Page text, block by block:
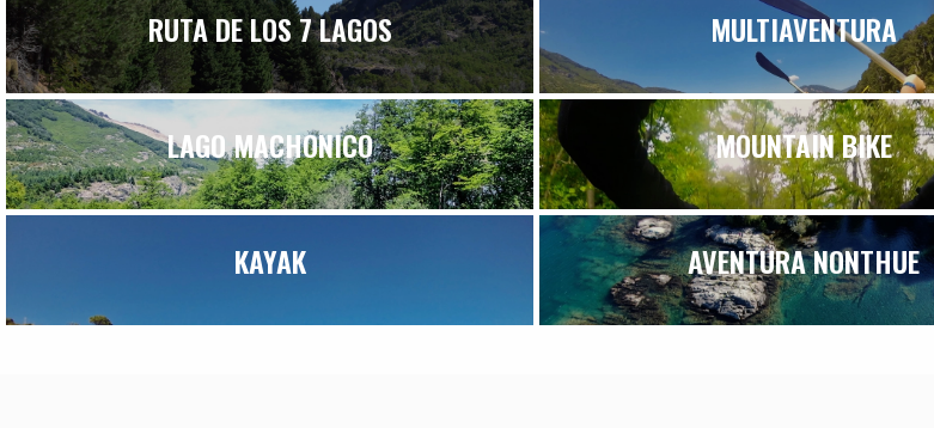
RUTA DE LOS 7 LAGOS MULTIAVENTURA
LAGO MACHONICO MOUNTAIN BIKE
KAYAK AVENTURA NONTHUE